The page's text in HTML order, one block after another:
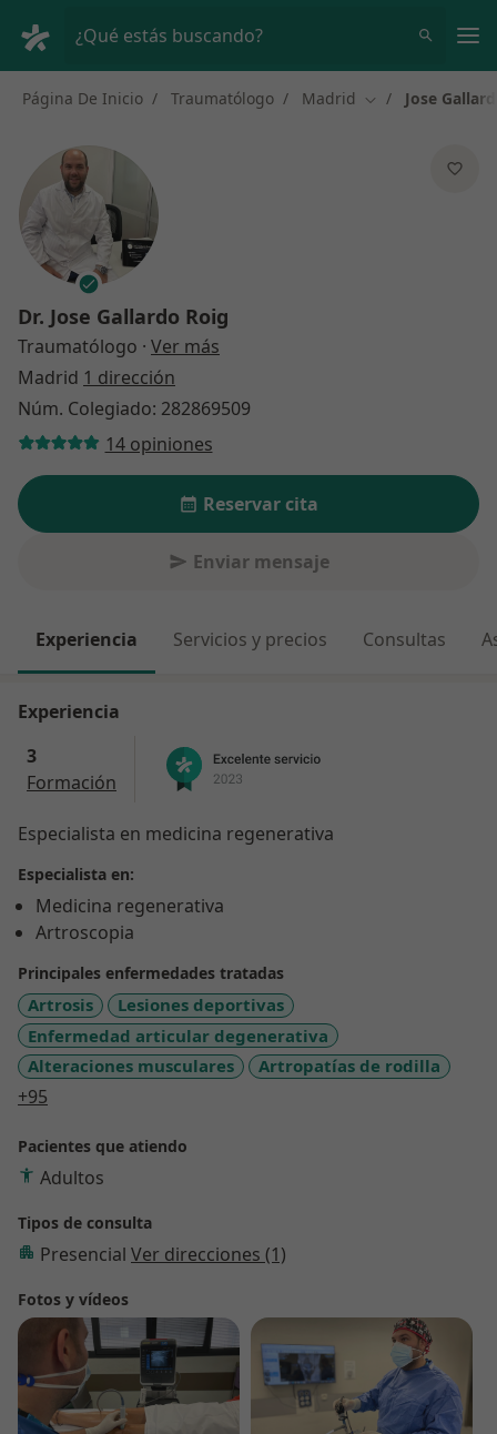
¿Qué estás buscando?
Página De Inicio Traumatólogo Madrid Cambiar de
Jose
Dr. Jose Gallardo Roig
Traumatólogo · Ver más
Madrid 1 dirección
Núm. Colegiado: 282869509
14 opiniones
Reservar cita
Enviar mensaje
Experiencia Servicios y precios Consultas
Experiencia
3
Formación
Especialista en medicina regenerativa
Especialista en:
Medicina regenerativa
Artroscopia
Principales enfermedades tratadas
Artrosis
Lesiones deportivas
Enfermedad articular degenerativa
Alteraciones musculares
Artropatías de rodilla
+95
Pacientes que atiendo
Adultos
Tipos de consulta
Presencial Ver direcciones (1)
Fotos y vídeos